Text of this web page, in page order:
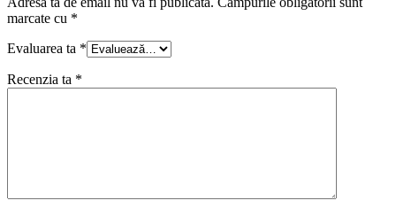
marcate cu *
Evaluarea ta *
Recenzia ta *